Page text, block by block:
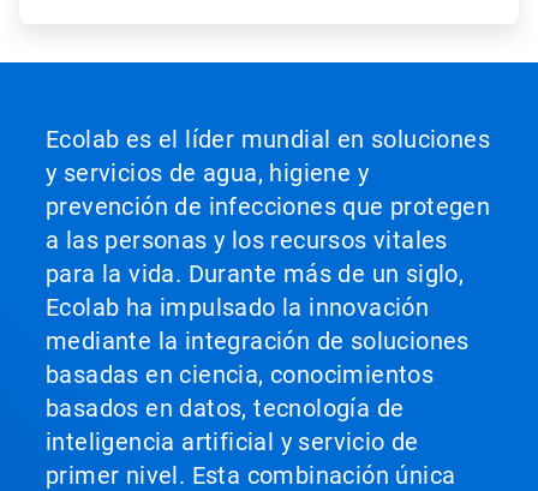
Ecolab es el líder mundial en soluciones
y servicios de agua, higiene y
prevención de infecciones que protegen
a las personas y los recursos vitales
para la vida. Durante más de un siglo,
Ecolab ha impulsado la innovación
mediante la integración de soluciones
basadas en ciencia, conocimientos
basados en datos, tecnología de
inteligencia artificial y servicio de
primer nivel. Esta combinación única